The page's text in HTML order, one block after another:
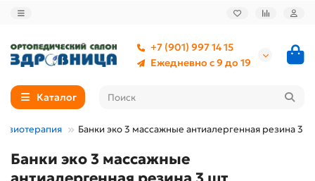
+7 (901) 997 14 15
Ежедневно с 9 до 19
Каталог
Банки эко 3 массажные антиалергенная резина 3
Банки эко 3 массажные